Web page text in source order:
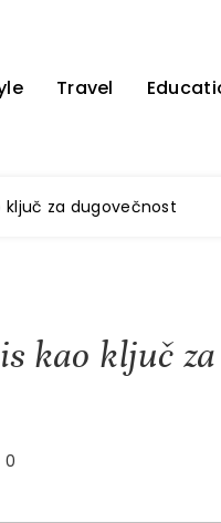
Travel
ključ za dugovečnost
kao ključ za
0